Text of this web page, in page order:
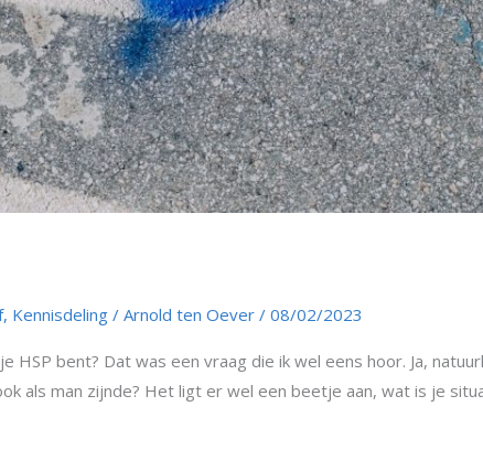
, Kennisdeling /Arnold ten Oever/08/02/2023
bent? Dat was een vraag die ik wel eens hoor. Ja,
als man zijnde? Het ligt er wel een beetje aan, wat is je